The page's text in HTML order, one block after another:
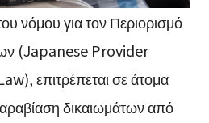
νόμου για τον Περιορισμό
(Japanese Provider
επιτρέπεται σε άτομα
δικαιωμάτων από